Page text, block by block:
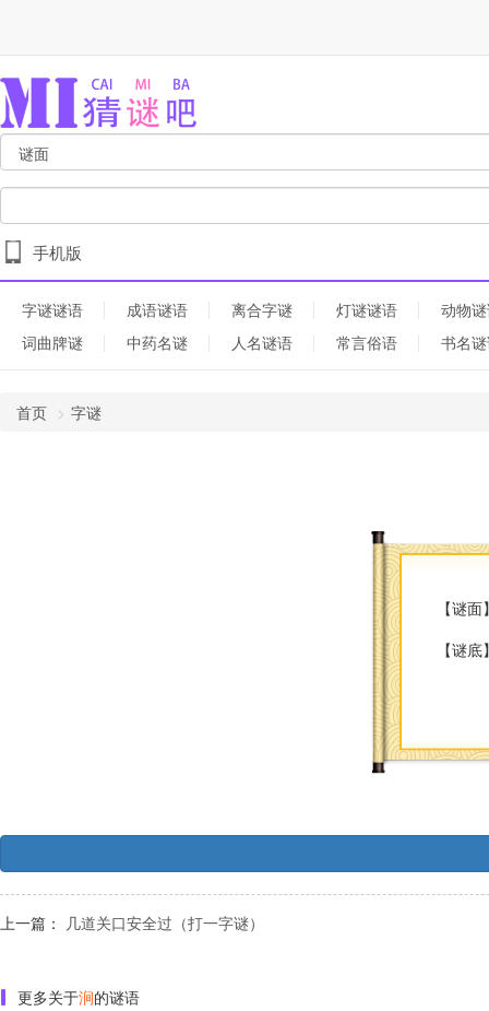
手机版
字谜谜语 成语谜语 离合字谜 灯谜谜语
动物
词曲牌谜
中药名谜 人名谜语 常言俗语 书名
首页 字谜
【谜
【谜底
上一篇： 几道关口安全过（打一字谜）
更多关于涧的谜语